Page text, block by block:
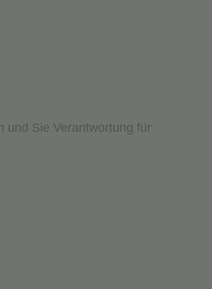
und Sie Verantwortung für